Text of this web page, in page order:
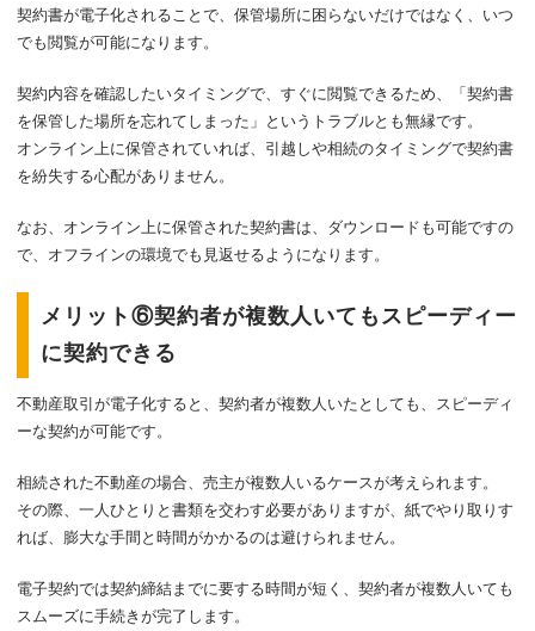
契約書が電子化されることで、保管場所に困らないだけではなく、いつ
でも閲覧が可能になります。
契約内容を確認したいタイミングで、すぐに閲覧できるため、「契約書
を保管した場所を忘れてしまった」というトラブルとも無縁です。
オンライン上に保管されていれば、引越しや相続のタイミングで契約書
を紛失する心配がありません。
なお、オンライン上に保管された契約書は、ダウンロードも可能ですの
で、オフラインの環境でも見返せるようになります。
メリット⑥契約者が複数人いてもスピーディー
に契約できる
不動産取引が電子化すると、契約者が複数人いたとしても、スピーディ
ーな契約が可能です。
相続された不動産の場合、売主が複数人いるケースが考えられます。
その際、一人ひとりと書類を交わす必要がありますが、紙でやり取りす
れば、膨大な手間と時間がかかるのは避けられません。
電子契約では契約締結までに要する時間が短く、契約者が複数人いても
スムーズに手続きが完了します。